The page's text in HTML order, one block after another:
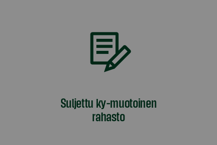
Suljettu ky-muotoinen
rahasto